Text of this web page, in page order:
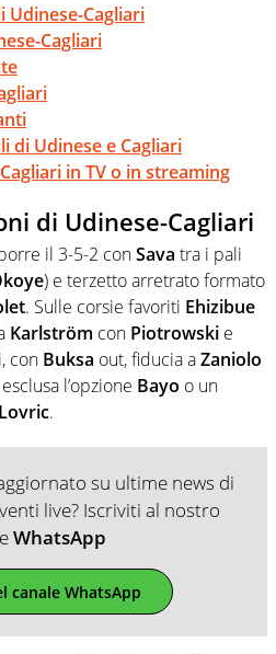
Cagliari
Cagliari
di Udinese e Cagliari
in TV o in streaming
di Udinese-Cagliari
il 3-5-2 conSava tra i pali
) e terzetto arretrato formato
. Sulle corsie favoriti Ehizibue
Karlström con Piotrowski e
con Buksa out, fiducia aZaniolo
l’opzione Bayo o un
Lovric.
su ultime news di
live? Iscriviti al nostro
WhatsApp
canale WhatsApp